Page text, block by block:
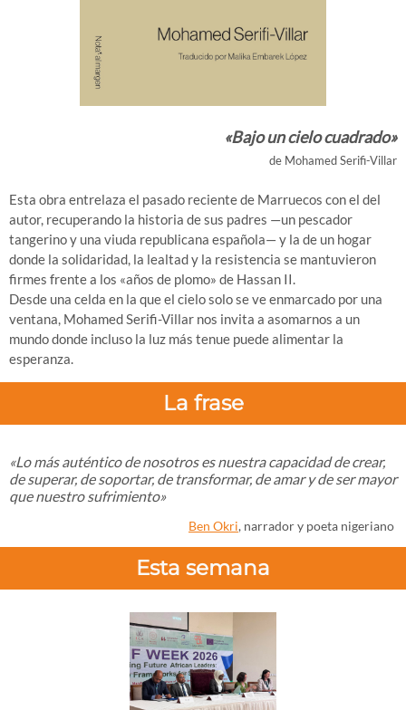
«Bajo un cielo cuadrado»
de Mohamed Serifi-Villar
Esta obra entrelaza el pasado reciente de Marruecos con el del
autor, recuperando la historia de sus padres —un pescador
tangerino y una viuda republicana española— y la de un hogar
donde la solidaridad, la lealtad y la resistencia se mantuvieron
firmes frente a los «años de plomo» de Hassan II.
Desde una celda en la que el cielo solo se ve enmarcado por una
ventana, Mohamed Serifi-Villar nos invita a asomarnos a un
mundo donde incluso la luz más tenue puede alimentar la
esperanza.
La frase
«Lo más auténtico de nosotros es nuestra capacidad de crear,
de superar, de soportar, de transformar, de amar y de ser mayor
que nuestro sufrimiento»
Ben Okri, narrador y poeta nigeriano
Esta semana